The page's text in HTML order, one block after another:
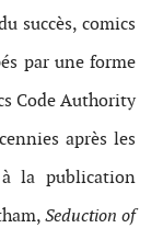
suc­cès, comics
par une forme
Code Author­ity
après les
la pub­li­ca­tion
Seduc­tion of